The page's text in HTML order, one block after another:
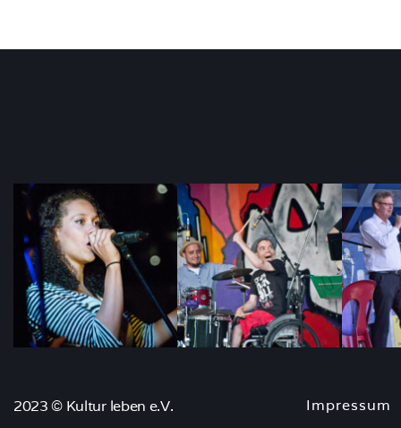
2023 © Kultur leben e.V. Impressum